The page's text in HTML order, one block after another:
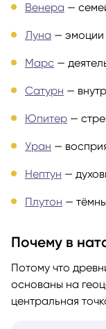
Венера —
Луна — эмоции
Марс —
Сатурн —
Юпитер —
Уран —
Нептун —
Плутон —
Почему в
Потому что
основаны на
центральная